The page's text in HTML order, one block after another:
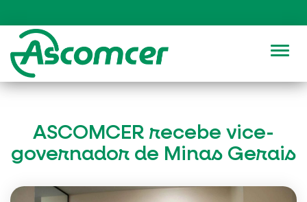
ASCOMCER recebe vice-
governador de Minas Gerais